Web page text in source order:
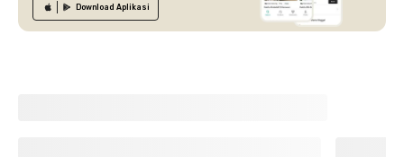
Download Aplikasi